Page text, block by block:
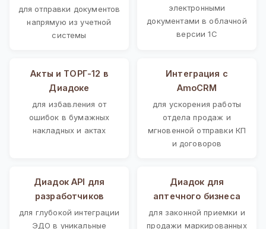
для отправки документов
напрямую из учетной
системы
электронными
документами в облачной
версии 1С
Акты и ТОРГ-12 в
Диадоке
для избавления от
ошибок в бумажных
накладных и актах
Интеграция с
AmoCRM
для ускорения работы
отдела продаж и
мгновенной отправки КП
и договоров
Диадок API для
разработчиков
для глубокой интеграции
ЭДО в уникальные
Диадок для
аптечного бизнеса
для законной приемки и
продажи маркированных